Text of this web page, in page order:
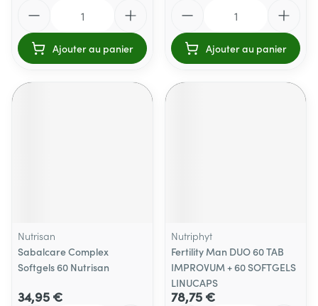
Ajouter au panier Ajouter au panier
Nutrisan
Sabalcare Complex
Softgels 60 Nutrisan
34,95 €
Nutriphyt
Fertility Man DUO 60 TAB
IMPROVUM + 60 SOFTGELS
LINUCAPS
78,75 €